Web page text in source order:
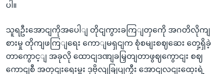
ပါ။
သူရဦးအောငျကိုအပေါျ တိုငျကွားခကြျတှကေို အဂတိလိုကျ
စားမှု တိုကျဖကြျရေး ကောျမရှငျက စုံစမျးစဈဆေး တှေ့ရှိခဲ့
တာကွောင့ျ အခုလို ထောငျဒဏျခမြှတျတာဖွဈကွောငျး စဈ
ကောငျစီ အတှငျးရေးမှူး ဒုဗိုလျခြုပျကွီး အောငျလငျးထှေးရဲ့